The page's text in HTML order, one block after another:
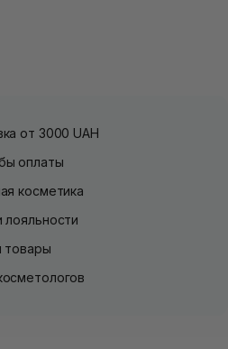
от 3000 UAH
оплаты
косметика
лояльности
товары